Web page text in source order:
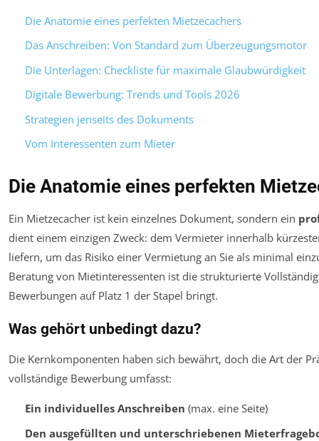
Die Anatomie eines perfekten Mietzecachers
Das Anschreiben: Von Standard zum Überzeugungsmotor
Die Unterlagen: Checkliste für maximale Glaubwürdigkeit
Digitale Bewerbung: Trends und Tools 2026
Strategien jenseits des Dokuments
Vom Interessenten zum Mieter
Die Anatomie eines perfekten
Ein Mietzecacher ist kein einzelnes Dokument, sondern ein
dient einem einzigen Zweck: dem Vermieter innerhalb
liefern, um das Risiko einer Vermietung an Sie als minimal
Beratung von Mietinteressenten ist die strukturierte
Bewerbungen auf Platz 1 der Stapel bringt.
Was gehört unbedingt dazu?
Die Kernkomponenten haben sich bewährt, doch die Art der
vollständige Bewerbung umfasst:
Ein individuelles Anschreiben (max. eine Seite)
Den ausgefüllten und unterschriebenen